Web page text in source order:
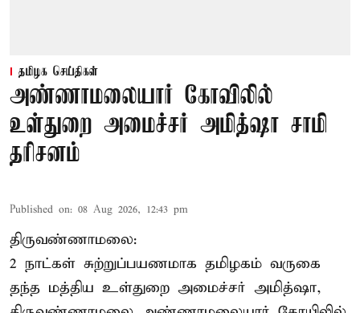
தமிழக செய்திகள்
அண்ணாமலையார் கோவிலில்
உள்துறை அமைச்சர் அமித்ஷா சாமி
தரிசனம்
Published on: 08 Aug 2026, 12:43 pm
திருவண்ணாமலை:
2 நாட்கள் சுற்றுப்பயணமாக தமிழகம் வருகை
தந்த மத்திய உள்துறை அமைச்சர் அமித்ஷா,